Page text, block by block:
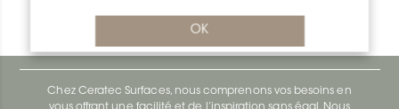
OK
Bara-Rw E90/RW120BW
Chez Ceratec Surfaces, nous comprenons vos besoins en